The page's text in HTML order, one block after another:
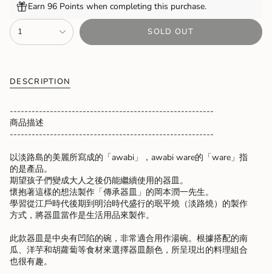
Earn 96 Points when completing this purchase.
{"in_cart_html"=>"
<span
class=\"quantity-
quantity
in
cart",
quantity
for
{{
product
}}",
"multiples_of"=>"Increments
of
{{
quantity
}}",
"minimum_of"=>"Minimum
1 SOLD OUT
DESCRIPTION
--------------------------------------------------------
商品描述
--------------------------------------------------------
以淡路島的美麗所寫成的「awabi」，awabi ware的「ware」指
的是產品。
期望孩子們變成大人之後仍能繼續使用的器皿。
懷抱著這樣的想法製作「傳承器皿」的岡本潤一先生。
學習從江戶時代後期到明治時代盛行的珉平燒（淡路燒）的製作
方式，將器皿當作是生活用品來製作。
此款器皿是中央有凹陷的碗，非常適合用作湯碗。根據搭配的南
瓜、洋芋和胡蘿蔔等食材來選擇器皿顏色，所呈現出的料理組合
也很有趣。